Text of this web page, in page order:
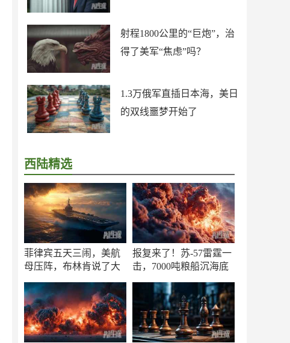
射程1800公里的“巨炮”，治
得了美军“焦虑”吗？
1.3万俄军直插日本海，美日
的双线噩梦开始了
西陆精选
菲律宾五天三闹，美航
母压阵，布林肯说了大
报复来了！苏-57雷霆一
击，7000吨粮船沉海底